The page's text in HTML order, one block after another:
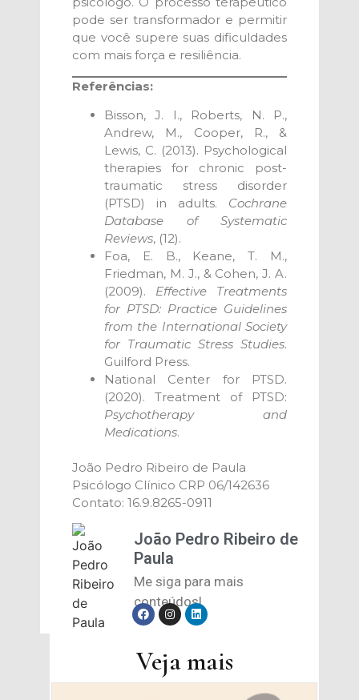
pode ser transformador e permitir
que você supere suas dificuldades
com mais força e resiliência.
Referências:
Bisson, J. I., Roberts, N. P.,
Andrew, M., Cooper, R., &
Lewis, C. (2013). Psychological
therapies for chronic post-
traumatic stress disorder
(PTSD) in adults. Cochrane
Database of Systematic
Reviews, (12).
Foa, E. B., Keane, T. M.,
Friedman, M. J., & Cohen, J. A.
(2009). Effective Treatments
for PTSD: Practice Guidelines
from the International Society
for Traumatic Stress Studies.
Guilford Press.
National Center for PTSD.
(2020). Treatment of PTSD:
Psychotherapy and
Medications.
João Pedro Ribeiro de Paula
Psicólogo Clínico CRP 06/142636
Contato: 16.9.8265-0911
João Pedro Ribeiro de
Paula
Me siga para mais
conteúdos!
Veja mais